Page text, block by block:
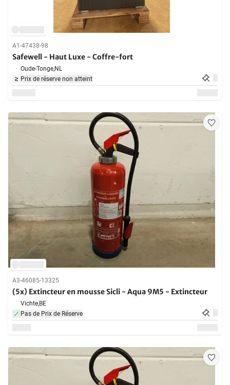
A1-47438-98
Safewell - Haut Luxe - Coffre-fort
Oude-Tonge,NL
Prix de réserve non atteint
A3-46085-13325
(5x) Extincteur en mousse Sicli - Aqua 9M5 - Extincteur
Vichte,BE
Pas de Prix de Réserve